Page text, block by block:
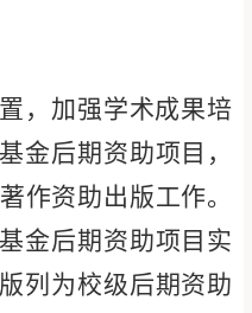
，加强学术成果培
金后期资助项目 ，
作资助出版工作。
金后期资助项目实
列为校级后期资助